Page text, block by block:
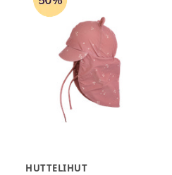
HUTTELIHUT